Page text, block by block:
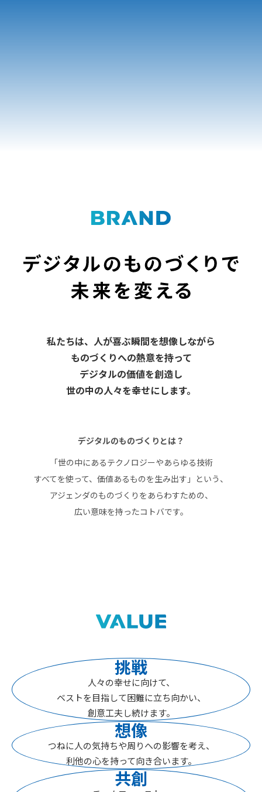
私たちは、人が喜ぶ瞬間を想像しながら
ものづくりへの熱意を持って
デジタルの価値を創造し
世の中の人々を幸せにします。
デジタルのものづくりとは？
「世の中にあるテクノロジーやあらゆる技術
すべてを使って、 価値あるものを生み出す」という、
アジェンダのものづくりをあらわすための、
広い意味を持ったコトバです。
挑戦
人々の幸せに向けて、
ベストを目指して困難に立ち向かい、
創意工夫し続けます。
想像
つねに人の気持ちや周りへの影響を考え、
利他の心を持って向き合います。
共創